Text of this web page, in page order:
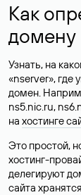
Как
домену
Узнать, на
«nserver», где
домен.
ns5.nic.ru,
на хостинге
Это простой,
хостинг-
делегируют
сайта